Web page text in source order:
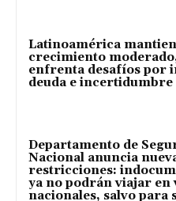
Latinoamérica
crecimiento
enfrenta desafíos por
deuda e incertidumbre
Departamento de
Nacional anuncia
restricciones:
ya no podrán viajar en
nacionales, salvo para